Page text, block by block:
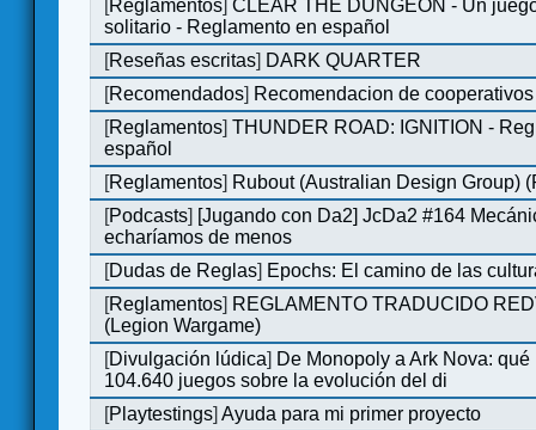
[Reglamentos]CLEAR THE DUNGEON - Un
solitario - Reglamento en español
[Reseñas escritas] DARK QUARTER
[Recomendados] Recomendacion de
[Reglamentos]THUNDER ROAD: IGNITION -
español
[Reglamentos] Rubout (Australian Design Group)
[Podcasts] [Jugando con Da2] JcDa2 #164
echaríamos de menos
[Dudas de Reglas] Epochs: El camino de las
[Reglamentos] REGLAMENTO TRADUCIDO
(Legion Wargame)
[Divulgación lúdica] De Monopoly a Ark Nova:
104.640 juegos sobre la evolución del di
[Playtestings]Ayuda para mi primer proyecto